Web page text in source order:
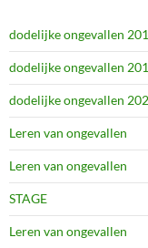
dodelijke ongevallen
dodelijke ongevallen
dodelijke ongevallen
Leren van ongevallen
Leren van ongevallen
STAGE
Leren van ongevallen